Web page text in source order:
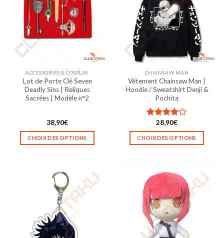
ACCESSOIRES & COSPLAY
Lot de Porte Clé Seven
Deadly Sins | Reliques
Sacrées | Modèle n°2
38,90€
CHOIX DES OPTIONS
a
plusieurs
variations.
Les
options
peuvent
être
CHAINSAW MAN
Vêtement Chainsaw Man |
Hoodie / Sweatshirt Denji &
Pochita
Note
4.00sur
5
28,90€
CHOIX DES OPTIONS
a
plusieurs
variations.
Les
options
peuvent
être